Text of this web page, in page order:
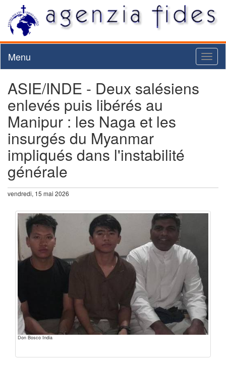
Menu
ASIE/INDE - Deux salésiens
enlevés puis libérés au
Manipur : les Naga et les
insurgés du Myanmar
impliqués dans l'instabilité
générale
vendredi, 15 mai 2026
Don Bosco India